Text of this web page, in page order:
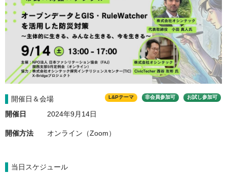
L&Pテーマ 非会員参加可 お試し参加可
開催日＆会場
開催日 2024年9月14日
開催方法 オンライン（Zoom）
当日スケジュール